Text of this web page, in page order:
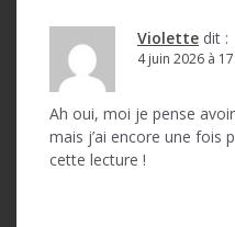
Violette dit :
4 juin 2026 à
Ah oui, moi je pense
mais j’ai encore une fois
cette lecture !